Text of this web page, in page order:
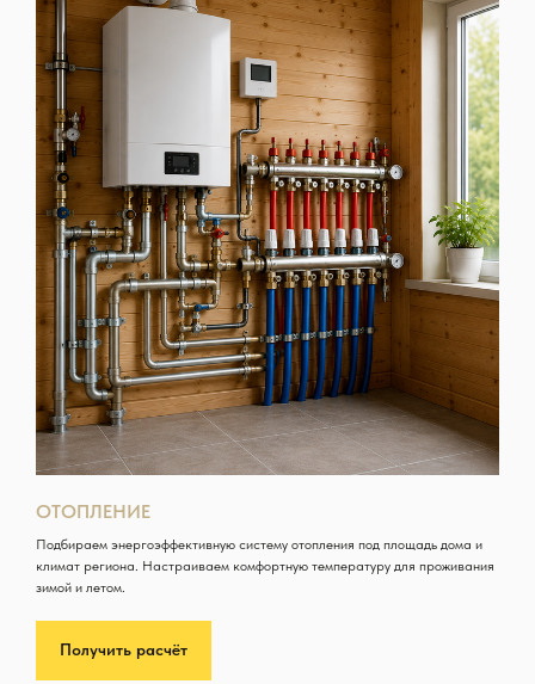
ОТОПЛЕНИЕ
Подбираем энергоэффективную систему отопления под площадь дома и
климат региона. Настраиваем комфортную температуру для проживания
зимой и летом.
Получить расчёт